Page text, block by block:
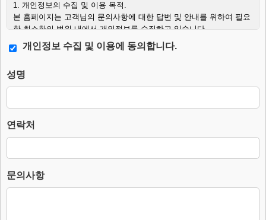
1. 개인정보의 수집 및 이용 목적.
본 홈페이지는 고객님의 문의사항에 대한 답변 및 안내를 위하여 필요
한 최소한의 범위 내에서 개인정보를 수집하고 있습니다.
2. 수집하는 개인정보의 항목.
– 수집방법 : 웹사이트에 고객이 직접 입력.
를 지체 없이 파기합니다.
단, 다음의 정보에 대해서는 아래의 이유로 명시한 기간 동안 보존합니
– 보존 항목 : 이름, 연락처, 문의사항.
– 보존 근거 : 소비자의 불만 또는 분쟁처리에 관한 기록.(전자상거래
등에서의 소비자보호에 관한 법률.)
개인정보 수집 및 이용에 동의합니다.
성명
연락처
문의사항